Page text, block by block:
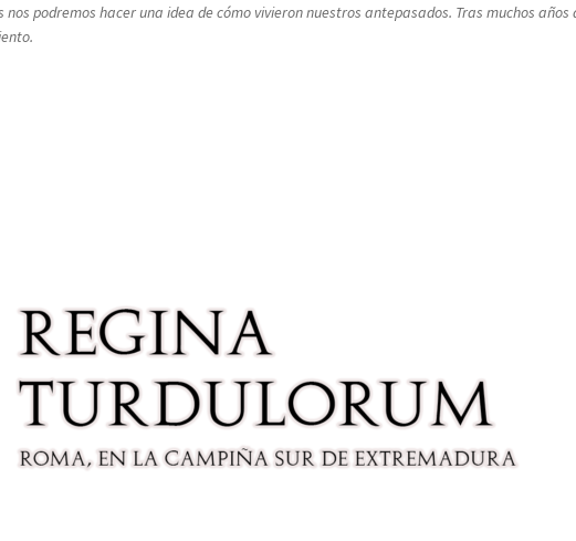
podremos hacer una idea de cómo vivieron nuestros antepasados. Tras muchos